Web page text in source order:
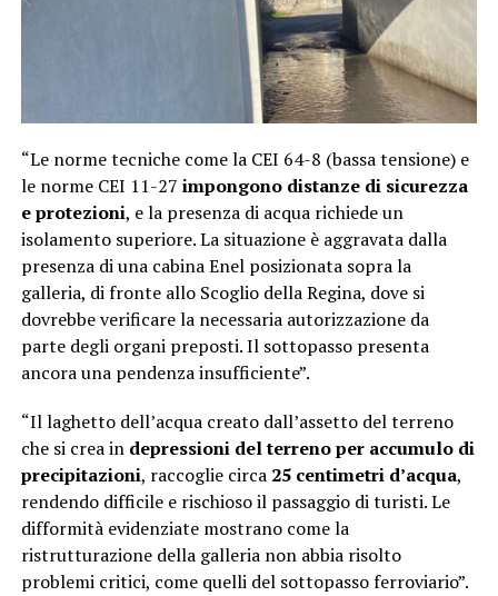
“Le norme tecniche come la CEI 64-8 (bassa tensione) e
le norme CEI 11-27 impongono distanze di sicurezza
e protezioni, e la presenza di acqua richiede un
isolamento superiore. La situazione è aggravata dalla
presenza di una cabina Enel posizionata sopra la
galleria, di fronte allo Scoglio della Regina, dove si
dovrebbe verificare la necessaria autorizzazione da
parte degli organi preposti. Il sottopasso presenta
ancora una pendenza insufficiente”.
“Il laghetto dell’acqua creato dall’assetto del terreno
che si crea in depressioni del terreno per accumulo di
precipitazioni, raccoglie circa 25 centimetri d’acqua,
rendendo difficile e rischioso il passaggio di turisti. Le
difformità evidenziate mostrano come la
ristrutturazione della galleria non abbia risolto
problemi critici, come quelli del sottopasso ferroviario”.